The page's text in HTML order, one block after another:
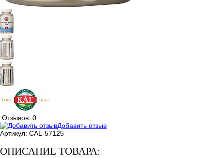
Отзывов: 0
Добавить отзыв
Артикул: CAL-57125
ОПИСАНИЕ ТОВАРА: